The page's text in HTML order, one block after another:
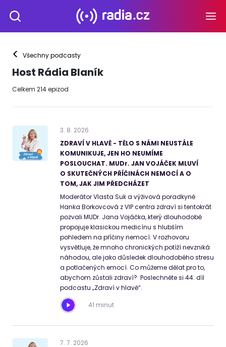
< Všechny podcasty
Host Rádia Blaník
Celkem 214epizod
3. 8. 2026
ZDRAVÍ V HLAVĚ - TĚLO S NÁMI NEUSTÁLE
KOMUNIKUJE, JEN HO NEUMÍME
POSLOUCHAT. MUDr. JAN VOJÁČEK MLUVÍ
O SKUTEČNÝCH PŘÍČINÁCH NEMOCÍ A O
TOM, JAK JIM PŘEDCHÁZET
Moderátor Vlasta Suk a výživová poradkyně
Hanka Borkovcová z VIP centra zdraví si tentokrát
pozvali MUDr. Jana Vojáčka, který dlouhodobě
propojuje klasickou medicínu s hlubším
pohledem na příčiny nemocí. V rozhovoru
vysvětluje, že mnoho chronických potíží nevzniká
náhodou, ale jako důsledek dlouhodobého stresu
a potlačených emocí. Co můžeme dělat pro to,
abychom zůstali zdraví? Poslechněte si 44. díl
podcastu „Zdraví v hlavě“.
41 minut
7. 7. 2026